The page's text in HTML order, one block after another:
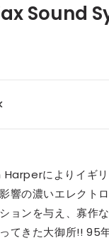
Sound
によりイギ
響の濃いエレクト
ョンを与え、寡作
てきた大御所!!